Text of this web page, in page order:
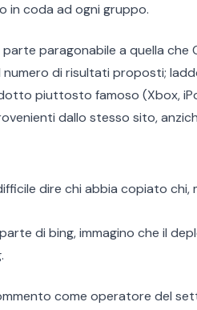
in coda ad ogni gruppo.
paragonabile a quella che
numero di risultati proposti;
piuttosto famoso (Xbox,
dallo stesso sito,
dire chi abbia copiato chi,
di bing, immagino che il
come operatore del